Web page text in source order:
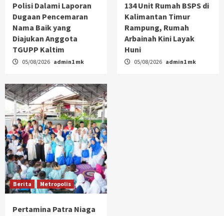
Polisi Dalami Laporan
Dugaan Pencemaran
Nama Baik yang
Diajukan Anggota
TGUPP Kaltim
05/08/2026 admin1 mk
134 Unit Rumah BSPS di
Kalimantan Timur
Rampung, Rumah
Arbainah Kini Layak
Huni
05/08/2026 admin1 mk
Berita Metropolis
Pertamina Patra Niaga